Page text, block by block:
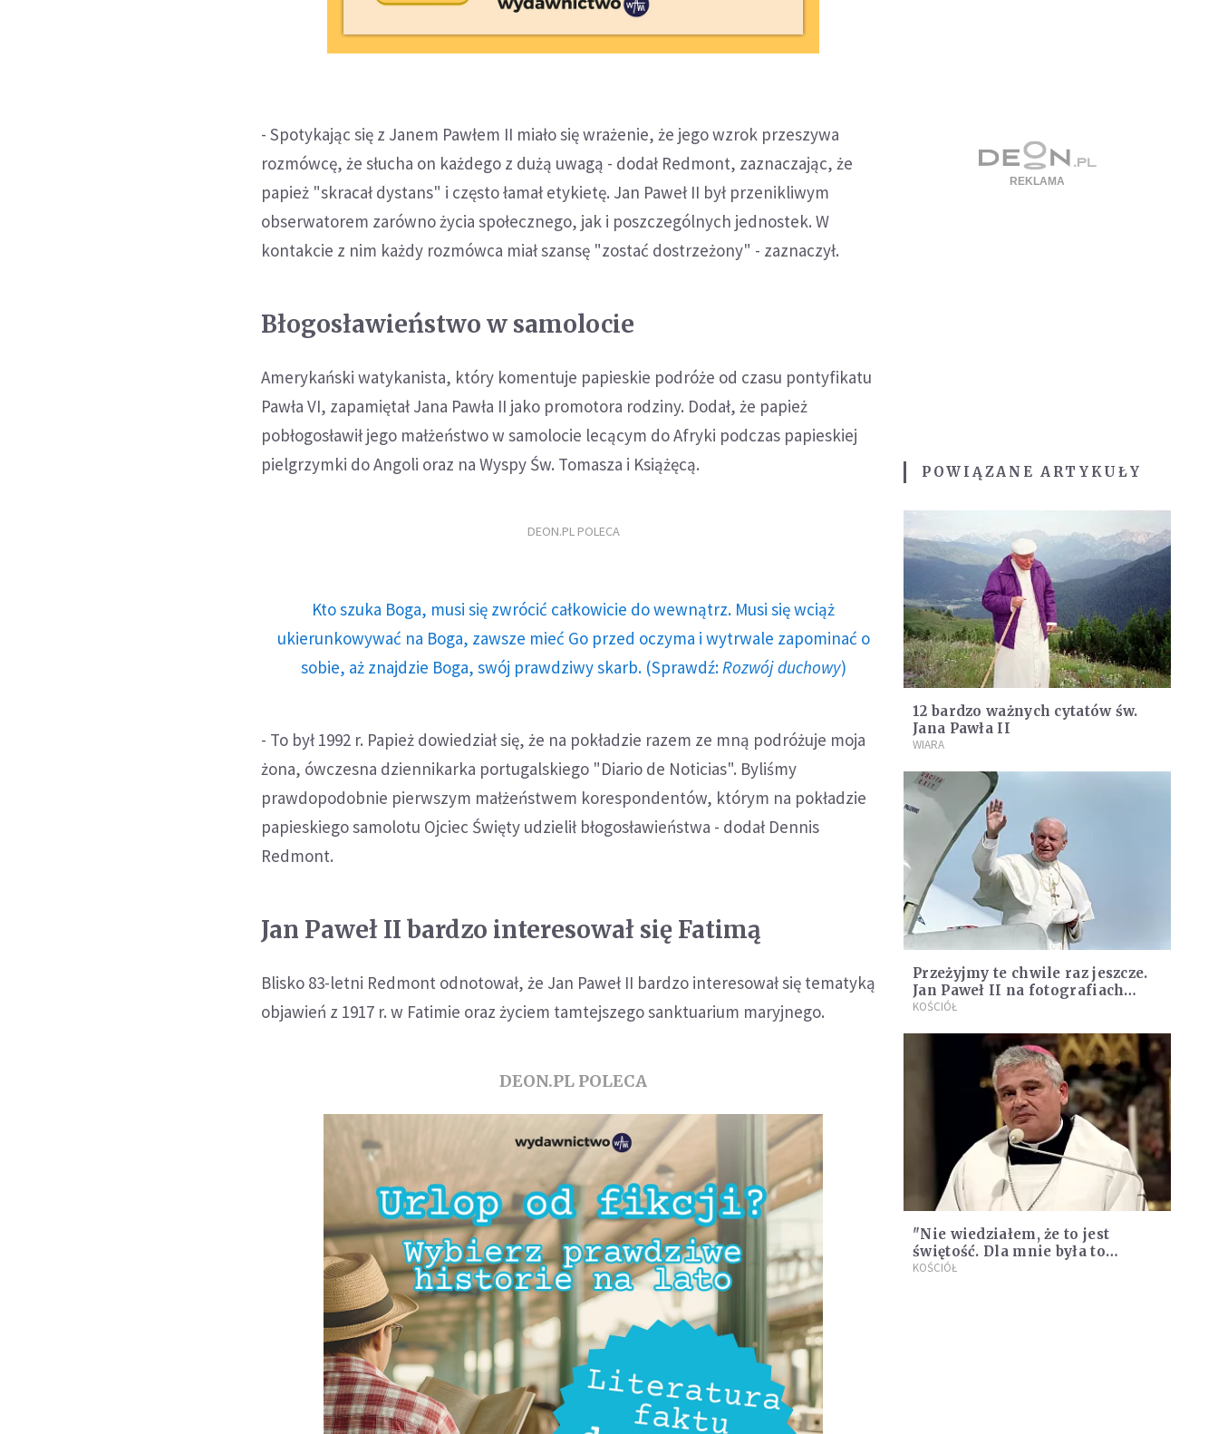
- Spotykając się z Janem Pawłem II miało się wrażenie, że jego wzrok przeszywa
rozmówcę, że słucha on każdego z dużą uwagą - dodał Redmont, zaznaczając, że
papież "skracał dystans" i często łamał etykietę. Jan Paweł II był przenikliwym
obserwatorem zarówno życia społecznego, jak i poszczególnych jednostek. W
kontakcie z nim każdy rozmówca miał szansę "zostać dostrzeżony" - zaznaczył.
Błogosławieństwo w samolocie
Amerykański watykanista, który komentuje papieskie podróże od czasu pontyfikatu
Pawła VI, zapamiętał Jana Pawła II jako promotora rodziny. Dodał, że papież
pobłogosławił jego małżeństwo w samolocie lecącym do Afryki podczas papieskiej
pielgrzymki do Angoli oraz na Wyspy Św. Tomasza i Książęcą.
DEON.PL POLECA
Kto szuka Boga, musi się zwrócić całkowicie do wewnątrz. Musi się wciąż
ukierunkowywać na Boga, zawsze mieć Go przed oczyma i wytrwale zapominać o
sobie, aż znajdzie Boga, swój prawdziwy skarb. (Sprawdź: Rozwój duchowy)
- To był 1992 r. Papież dowiedział się, że na pokładzie razem ze mną podróżuje moja
żona, ówczesna dziennikarka portugalskiego "Diario de Noticias". Byliśmy
prawdopodobnie pierwszym małżeństwem korespondentów, którym na pokładzie
papieskiego samolotu Ojciec Święty udzielił błogosławieństwa - dodał Dennis
Redmont.
Jan Paweł II bardzo interesował się Fatimą
Blisko 83-letni Redmont odnotował, że Jan Paweł II bardzo interesował się tematyką
objawień z 1917 r. w Fatimie oraz życiem tamtejszego sanktuarium maryjnego.
DEON.PL POLECA
POWIĄZANE ARTYKUŁY
12 bardzo ważnych cytatów św.
Jana Pawła II
WIARA
Przeżyjmy te chwile raz jeszcze.
Jan Paweł II na fotografiach
sprzed lat [GALERIA]
KOŚCIÓŁ
"Nie wiedziałem, że to jest
świętość. Dla mnie była to
normalność". Kard. Krajewski
KOŚCIÓŁ